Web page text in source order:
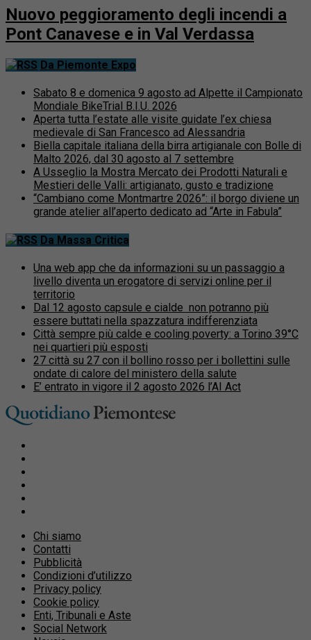
Nuovo peggioramento degli incendi a
Pont Canavese e in Val Verdassa
Da Piemonte Expo
Sabato 8 e domenica 9 agosto ad Alpette il Campionato
Mondiale BikeTrial B.I.U. 2026
Aperta tutta l’estate alle visite guidate l’ex chiesa
medievale di San Francesco ad Alessandria
Biella capitale italiana della birra artigianale con Bolle di
Malto 2026, dal 30 agosto al 7 settembre
A Usseglio la Mostra Mercato dei Prodotti Naturali e
Mestieri delle Valli: artigianato, gusto e tradizione
“Cambiano come Montmartre 2026”: il borgo diviene un
grande atelier all’aperto dedicato ad “Arte in Fabula”
Da Massa Critica
Una web app che da informazioni su un passaggio a
livello diventa un erogatore di servizi online per il
territorio
Dal 12 agosto capsule e cialde non potranno più
essere buttati nella spazzatura indifferenziata
Città sempre più calde e cooling poverty: a Torino 39°C
nei quartieri più esposti
27 città su 27 con il bollino rosso per i bollettini sulle
ondate di calore del ministero della salute
E’ entrato in vigore il 2 agosto 2026 l’AI Act
Chi siamo
Contatti
Pubblicità
Condizioni d’utilizzo
Privacy policy
Cookie policy
Enti, Tribunali e Aste
Social Network